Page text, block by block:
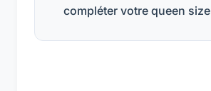
compléter votre queen size